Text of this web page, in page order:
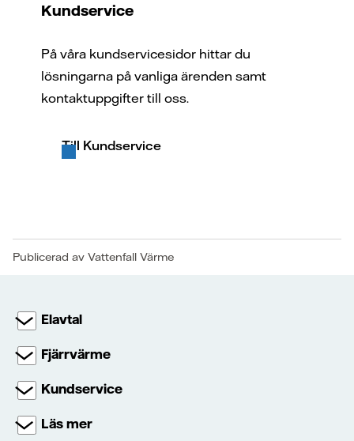
Kundservice
På våra kundservicesidor hittar du
lösningarna på vanliga ärenden samt
kontaktuppgifter till oss.
Till Kundservice
Publicerad av Vattenfall Värme
Elavtal
Fjärrvärme
Kundservice
Läs mer